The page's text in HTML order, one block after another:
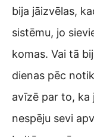
bija jāizvēlas,
sistēmu, jo
komas. Vai tā
dienas pēc
avīzē par to, ka
nespēju sevi